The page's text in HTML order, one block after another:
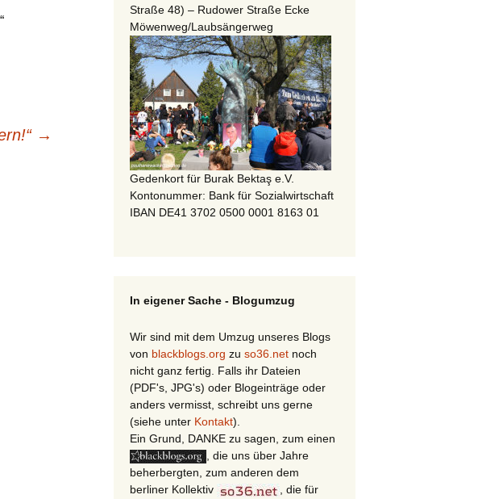
→
Straße 48) – Rudower Straße Ecke
Möwenweg/Laubsängerweg
Gedenkort für Burak Bektaş e.V.
Kontonummer: Bank für Sozialwirtschaft
IBAN DE41 3702 0500 0001 8163 01
In eigener Sache - Blogumzug
Wir sind mit dem Umzug unseres Blogs
von blackblogs.org zu so36.net noch
nicht ganz fertig. Falls ihr Dateien
(PDF's, JPG's) oder Blogeinträge oder
anders vermisst, schreibt uns gerne
(siehe unter Kontakt).
Ein Grund, DANKE zu sagen, zum einen
, die uns über Jahre
beherbergten, zum anderen dem
berliner Kollektiv
, die für